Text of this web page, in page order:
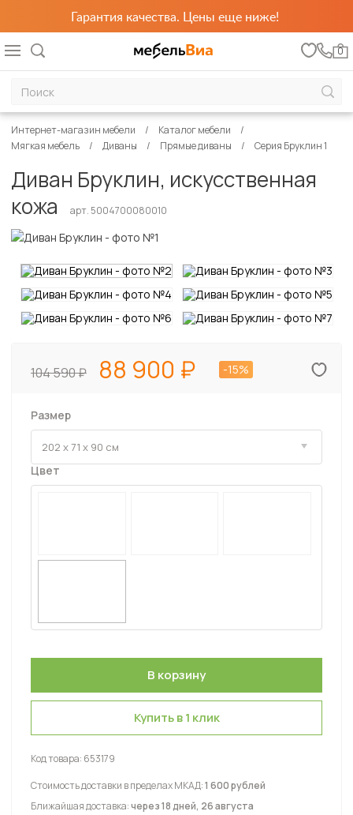
Гарантия качества. Цены еще ниже!
0
Интернет-магазин мебели
Каталог мебели
Мягкая мебель
Диваны Прямые диваны Серия Бруклин 1
Диван Бруклин, искусственная
кожа
арт. 5004700080010
104 590 88 900 -15%
Размер
Цвет
Купить в 1 клик
Код товара: 653179
Стоимость доставки в пределах МКАД:1 600 рублей
Ближайшая доставка:через 18 дней, 26 августа